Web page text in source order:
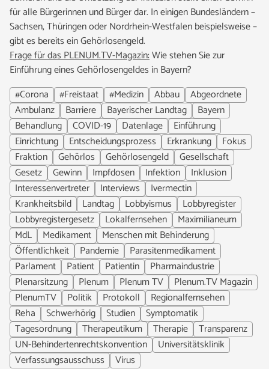
für alle Bürgerinnen und Bürger dar. In einigen Bundesländern –
Sachsen, Thüringen oder Nordrhein-Westfalen beispielsweise –
gibt es bereits ein Gehörlosengeld.
Frage für das PLENUM.TV-Magazin:Wie stehen Sie zur
Einführung eines Gehörlosengeldes in Bayern?
#Corona
#Freistaat #Medizin Abbau
Abgeordnete
Ambulanz
Barriere Bayerischer Landtag
Bayern
Behandlung
COVID-19 Datenlage
Einführung
Einrichtung
Entscheidungsprozess Erkrankung
Fokus
Fraktion
Gehörlos Gehörlosengeld
Gesellschaft
Gesetz
Gewinn Impfdosen Infektion
Inklusion
Interessenvertreter
Interviews
Ivermectin
Krankheitsbild
Landtag Lobbyismus
Lobbyregister
Lobbyregistergesetz
Lokalfernsehen
Maximilianeum
MdL
Medikament
Menschen mit Behinderung
Öffentlichkeit
Pandemie
Parasitenmedikament
Parlament
Patient Patientin
Pharmaindustrie
Plenarsitzung
Plenum Plenum TV
Plenum.TV Magazin
PlenumTV
Politik Protokoll
Regionalfernsehen
Reha
Schwerhörig Studien
Symptomatik
Tagesordnung
Therapeutikum Therapie
Transparenz
UN-Behindertenrechtskonvention
Universitätsklinik
Verfassungsausschuss
Virus